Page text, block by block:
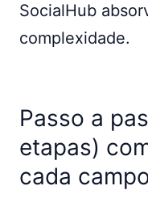
SocialHub
complexidade.
Passo a
etapas)
cada